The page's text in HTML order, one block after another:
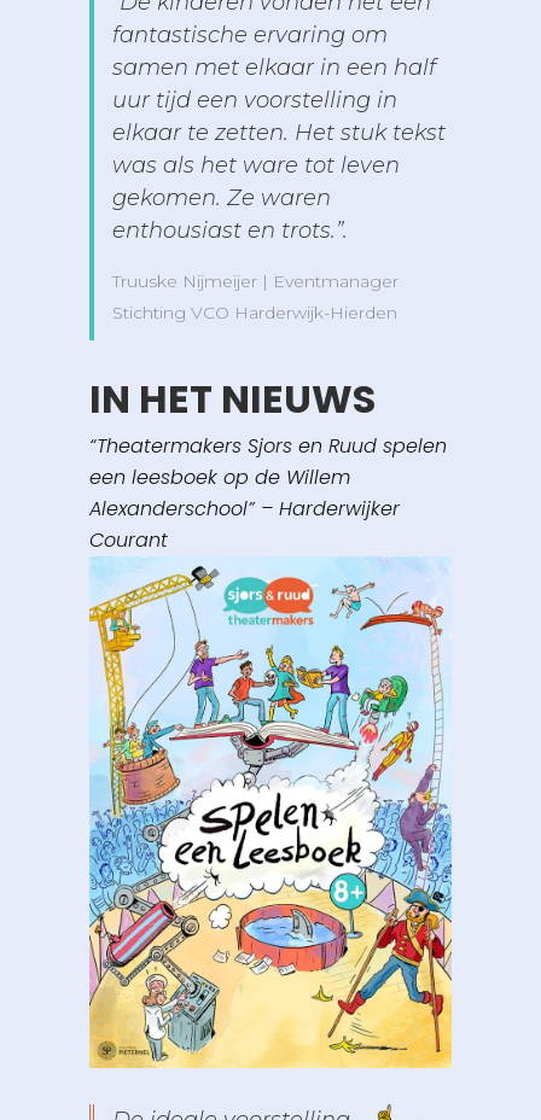
fantastische ervaring om
samen met elkaar in een half
uur tijd een voorstelling in
elkaar te zetten. Het stuk tekst
was als het ware tot leven
gekomen. Ze waren
enthousiast en trots.”.
Truuske Nijmeijer | Eventmanager
Stichting VCO Harderwijk-Hierden
IN HET NIEUWS
“Theatermakers Sjors en Ruud spelen
een leesboek op de Willem
Alexanderschool” – Harderwijker
Courant